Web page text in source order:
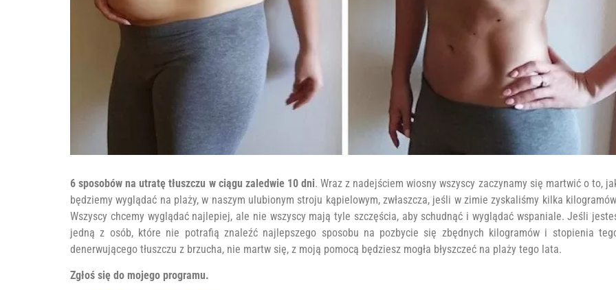
6 sposobów na utratę tłuszczu w ciągu zaledwie 10 dni. Wraz z nadejściem wiosny wszyscy zaczynamy się martwić o to,
będziemy wyglądać na plaży, w naszym ulubionym stroju kąpielowym, zwłaszcza, jeśli w zimie zyskaliśmy kilka
Wszyscy chcemy wyglądać najlepiej, ale nie wszyscy mają tyle szczęścia, aby schudnąć i wyglądać wspaniale. Jeśli
jedną z osób, które nie potrafią znaleźć najlepszego sposobu na pozbycie się zbędnych kilogramów i stopienia
denerwującego tłuszczu z brzucha, nie martw się, z moją pomocą będziesz mogła błyszczeć na plaży tego lata.
Zgłoś się do mojego programu.